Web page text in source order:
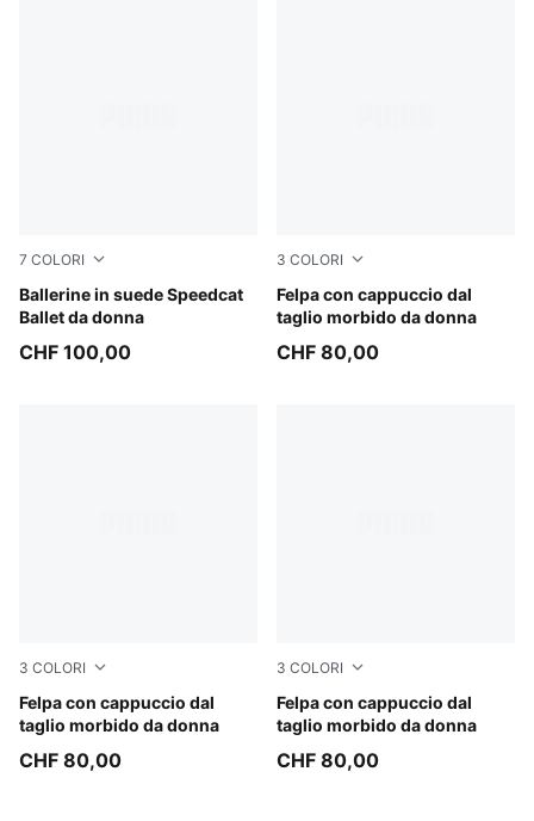
7 COLORI
Ballerine in suede Speedcat
Ballet da donna
PUMA Black-PUMA White-Warm White
CHF 100,00
3 COLORI
Felpa con cappuccio dal
taglio morbido da donna
Whisp Of Pink
CHF 80,00
3 COLORI
Felpa con cappuccio dal
taglio morbido da donna
Chocolate Brown
CHF 80,00
3 COLORI
Felpa con cappuccio dal
taglio morbido da donna
Puma Black
CHF 80,00